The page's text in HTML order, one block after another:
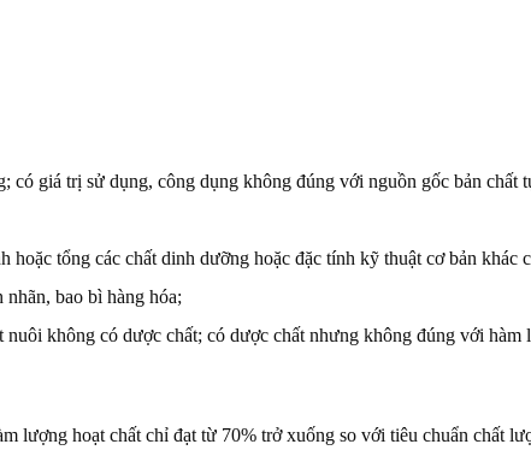
có giá trị sử dụng, công dụng không đúng với nguồn gốc bản
tổng các chất dinh dưỡng hoặc đặc tính kỹ thuật cơ bản
bao bì hàng hóa;
không có dược chất; có dược chất nhưng không đúng với
lượng hoạt chất chỉ đạt từ 70% trở xuống so với tiêu chuẩn chất